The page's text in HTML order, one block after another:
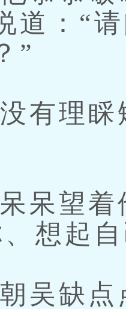
道：“
”
有理睬
呆望着
想起
吴缺点